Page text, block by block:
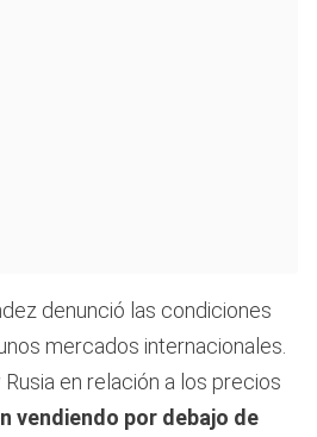
denunció las condiciones
mercados internacionales.
en relación a los precios
vendiendo por debajo de